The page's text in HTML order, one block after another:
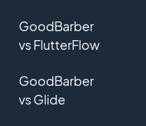
GoodBarber
vs FlutterFlow
GoodBarber
vs Glide